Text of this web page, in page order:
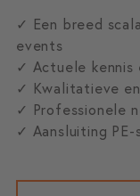
✓ Een breed
events
✓ Actuele kennis
✓ Kwalitatieve
✓ Professionele
✓ Aansluiting